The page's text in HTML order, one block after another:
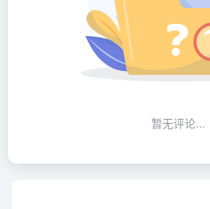
暂无评论...